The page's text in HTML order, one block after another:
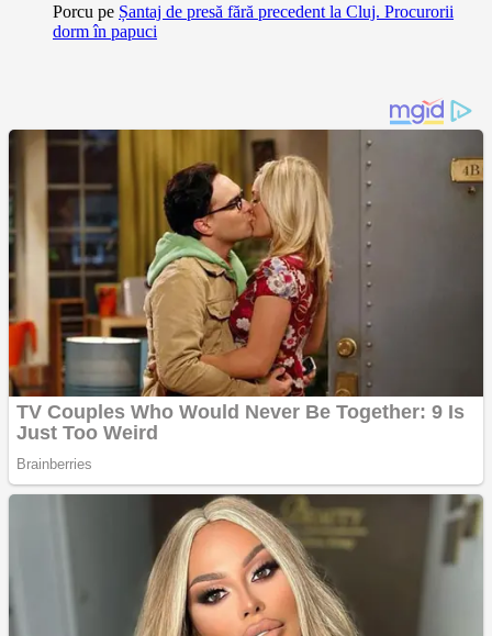
Porcu pe Șantaj de presă fără precedent la Cluj. Procurorii
dorm în papuci